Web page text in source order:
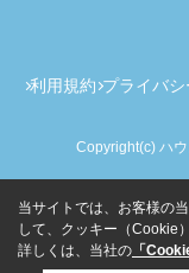
利用規約 プライバ
Copyright(c) ハ
当サイトでは、お客様の
して、クッキー（Cookie
詳しくは、当社の 「